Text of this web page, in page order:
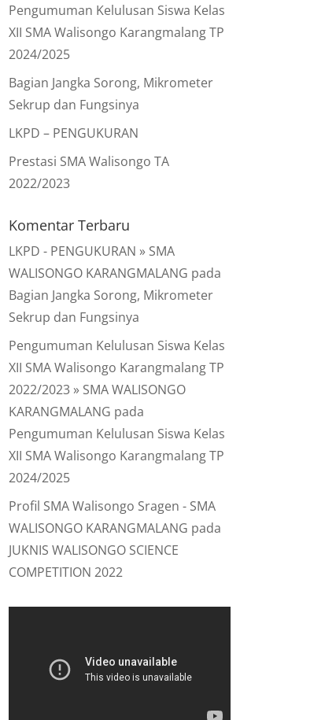
Pengumuman Kelulusan Siswa Kelas
XII SMA Walisongo Karangmalang TP
2024/2025
Bagian Jangka Sorong, Mikrometer
Sekrup dan Fungsinya
LKPD – PENGUKURAN
Prestasi SMA Walisongo TA
2022/2023
Komentar Terbaru
LKPD - PENGUKURAN » SMA
WALISONGO KARANGMALANG pada
Bagian Jangka Sorong, Mikrometer
Sekrup dan Fungsinya
Pengumuman Kelulusan Siswa Kelas
XII SMA Walisongo Karangmalang TP
2022/2023 » SMA WALISONGO
KARANGMALANG pada
Pengumuman Kelulusan Siswa Kelas
XII SMA Walisongo Karangmalang TP
2024/2025
Profil SMA Walisongo Sragen - SMA
WALISONGO KARANGMALANG pada
JUKNIS WALISONGO SCIENCE
COMPETITION 2022